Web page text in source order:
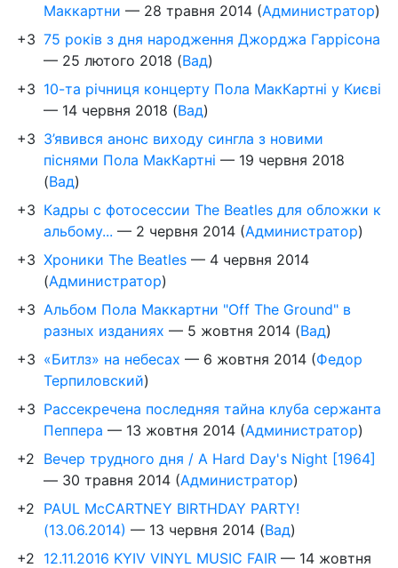
Маккартни — 28 травня 2014 (Администратор)
+3 75 років з дня народження Джорджа Гаррісона
— 25 лютого 2018 (Вад)
+3 10-та річниця концерту Пола МакКартні у Києві
— 14 червня 2018 (Вад)
+3 З’явився анонс виходу сингла з новими
піснями Пола МакКартні — 19 червня 2018
(Вад)
+3 Кадры с фотосессии The Beatles для обложки к
альбому... — 2 червня 2014 (Администратор)
+3 Хроники The Beatles — 4 червня 2014
(Администратор)
+3 Альбом Пола Маккартни "Off The Ground" в
разных изданиях — 5 жовтня 2014 (Вад)
+3 «Битлз» на небесах — 6 жовтня 2014 (Федор
Терпиловский)
+3 Рассекречена последняя тайна клуба сержанта
Пеппера — 13 жовтня 2014 (Администратор)
+2 Вечер трудного дня / A Hard Day's Night [1964]
— 30 травня 2014 (Администратор)
+2 PAUL McCARTNEY BIRTHDAY PARTY!
(13.06.2014) — 13 червня 2014 (Вад)
+2 12.11.2016 KYIV VINYL MUSIC FAIR — 14 жовтня